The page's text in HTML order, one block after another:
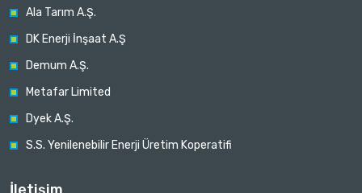
Ala Tarım A.Ş.
DK Enerji İnşaat A.Ş
Demum A.Ş.
Metafar Limited
Dyek A.Ş.
S.S. Yenilenebilir Enerji Üretim Koperatifi